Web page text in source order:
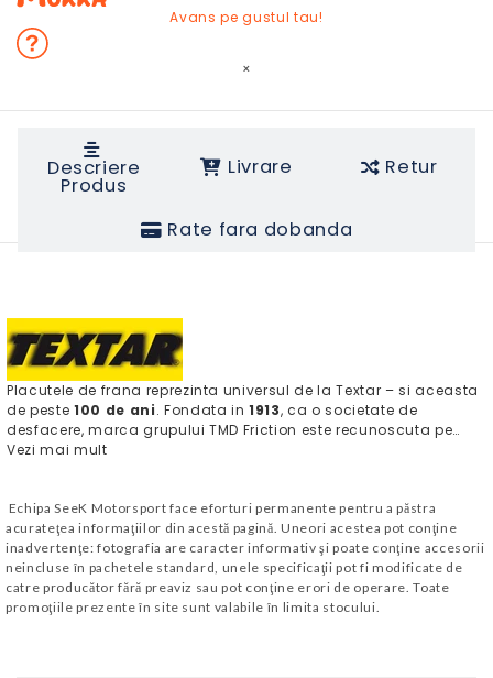
Avans pe gustul tau!
×
Descriere
Produs
Livrare Retur
Rate fara dobanda
Placutele de frana reprezinta universul de la Textar – si aceasta
de peste 100 de ani. Fondata in1913, ca o societate de
desfacere, marca grupului TMD Friction este recunoscuta pe…
Vezi mai mult
Echipa SeeK Motorsport face eforturi permanente pentru a păstra
acurateţea informaţiilor din acestă pagină. Uneori acestea pot conţine
inadvertenţe: fotografia are caracter informativ şi poate conţine accesorii
neincluse în pachetele standard, unele specificaţii pot fi modificate de
catre producător fără preaviz sau pot conţine erori de operare. Toate
promoţiile prezente în site sunt valabile în limita stocului.